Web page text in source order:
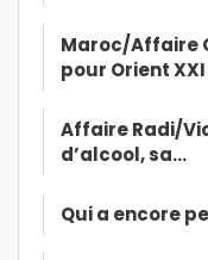
Maroc/Affaire
pour Orient XXI
Affaire Radi/
d’alcool, sa…
Qui a encore